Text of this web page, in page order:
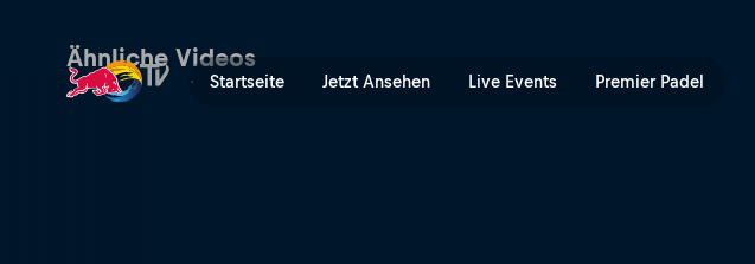
Startseite Jetzt Ansehen Live Events Premier Padel
Europäer gegen Amerikaner | Red Bull
Ähnliche Videos